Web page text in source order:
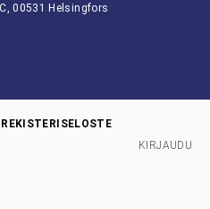
00531 Helsingfors
KIRJAUDU